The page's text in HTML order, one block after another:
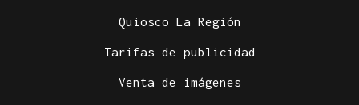
Quiosco La Región
Tarifas de publicidad
Venta de imágenes